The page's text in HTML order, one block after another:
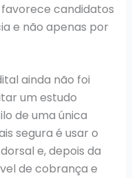
candidatos
e não apenas por
ainda não foi
um estudo
de uma única
segura é usar o
e, depois da
de cobrança e